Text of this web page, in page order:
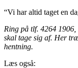
“Vi har altid taget en
Ring på tlf. 4264
skal tage sig af. Her
hentning.
Læs også: